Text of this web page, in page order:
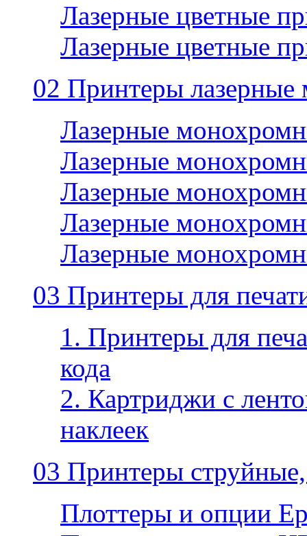
Лазерные цветные
Лазерные цветные
02 Принтеры
Лазерные
Лазерные
Лазерные
Лазерные
Лазерные
03 Принтеры для
1. Принтеры для
кода
2. Картриджи с
наклеек
03 Принтеры
Плоттеры и опции